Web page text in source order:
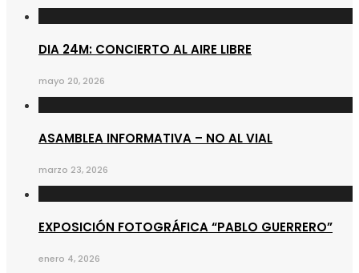
DIA 24M: CONCIERTO AL AIRE LIBRE
mayo 20, 2026
ASAMBLEA INFORMATIVA – NO AL VIAL
marzo 23, 2026
EXPOSICIÓN FOTOGRÁFICA “PABLO GUERRERO”
enero 4, 2026